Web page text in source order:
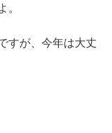
すが、今年は大丈